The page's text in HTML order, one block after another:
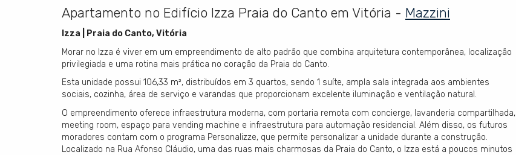
Apartamento no Edifício Izza Praia do Canto em Vitória - Mazzini
Izza | Praia do Canto, Vitória
Morar no Izza é viver em um empreendimento de alto padrão que combina arquitetura contemporânea, localização
privilegiada e uma rotina mais prática no coração da Praia do Canto.
Esta unidade possui 106,33 m², distribuídos em 3 quartos, sendo 1 suíte, ampla sala integrada aos ambientes
sociais, cozinha, área de serviço e varandas que proporcionam excelente iluminação e ventilação natural.
O empreendimento oferece infraestrutura moderna, com portaria remota com concierge, lavanderia compartilhada,
meeting room, espaço para vending machine e infraestrutura para automação residencial. Além disso, os futuros
moradores contam com o programa Personalizze, que permite personalizar a unidade durante a construção.
Localizado na Rua Afonso Cláudio, uma das ruas mais charmosas da Praia do Canto, o Izza está a poucos minutos